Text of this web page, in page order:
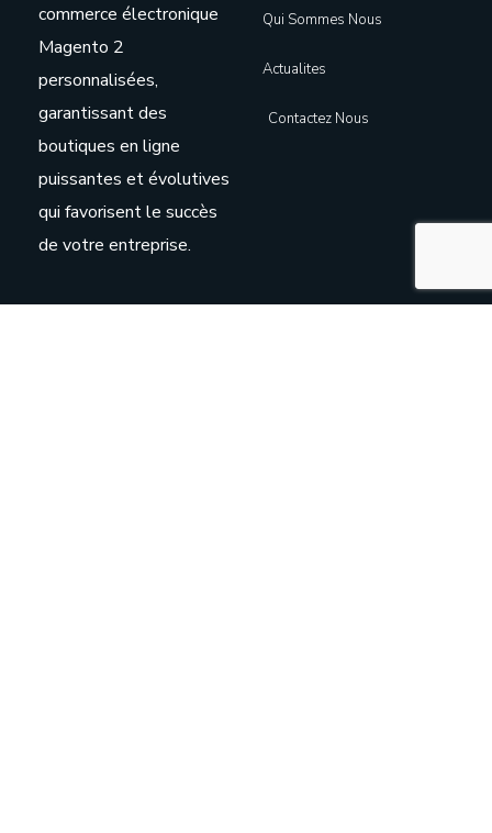
commerce électronique
Magento 2
personnalisées,
garantissant des
boutiques en ligne
puissantes et évolutives
qui favorisent le succès
de votre entreprise.
Qui Sommes Nous
Actualites
Contactez Nous
Nos Horaires